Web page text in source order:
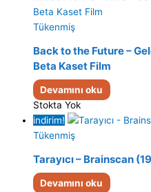
Tükenmiş
Back to the Future –
Beta Kaset Film
Devamını oku
Stokta Yok
indirim!
Tükenmiş
Tarayıcı – Brainscan
Devamını oku